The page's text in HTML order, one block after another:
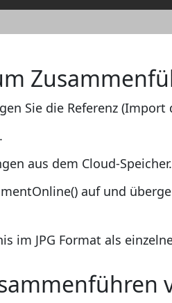
Sie die Referenz
aus dem Cloud-Speicher.
auf und
im JPG Format als